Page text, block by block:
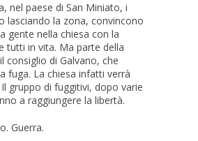
nel paese di San Miniato, i
lasciando la zona, convincono
gente nella chiesa con la
tutti in vita. Ma parte della
consiglio di Galvano, che
fuga. La chiesa infatti verrà
gruppo di fuggitivi, dopo varie
a raggiungere la libertà.
Guerra.